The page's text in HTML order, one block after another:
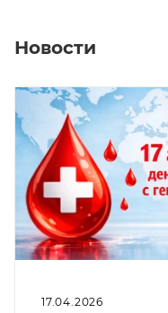
Новости
17.04.2026